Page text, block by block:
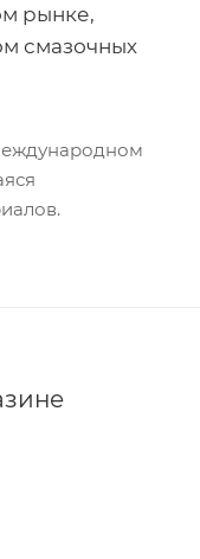
рынке,
смазочных